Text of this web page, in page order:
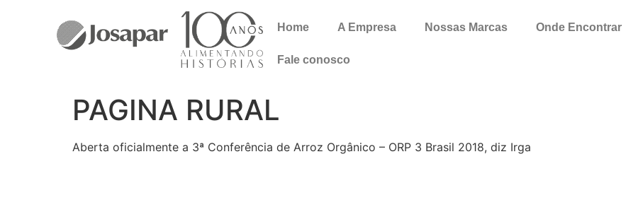
Home A Empresa Nossas Marcas Onde Encontrar
Fale conosco
PAGINA RURAL
Aberta oficialmente a 3ª Conferência de Arroz Orgânico – ORP 3 Brasil 2018, diz Irga